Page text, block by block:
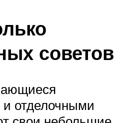
советов
отделочными